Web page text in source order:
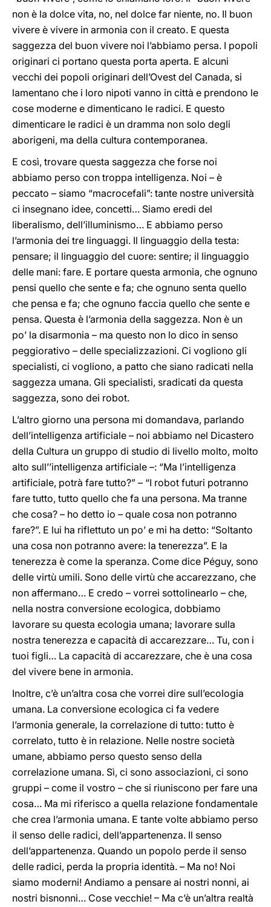
non è la dolce vita, no, nel dolce far niente, no. Il buon
vivere è vivere in armonia con il creato. E questa
saggezza del buon vivere noi l’abbiamo persa. I popoli
originari ci portano questa porta aperta. E alcuni
vecchi dei popoli originari dell’Ovest del Canada, si
lamentano che i loro nipoti vanno in città e prendono le
cose moderne e dimenticano le radici. E questo
dimenticare le radici è un dramma non solo degli
aborigeni, ma della cultura contemporanea.
E così, trovare questa saggezza che forse noi
abbiamo perso con troppa intelligenza. Noi – è
peccato – siamo “macrocefali”: tante nostre università
ci insegnano idee, concetti… Siamo eredi del
liberalismo, dell’illuminismo… E abbiamo perso
l’armonia dei tre linguaggi. Il linguaggio della testa:
pensare; il linguaggio del cuore: sentire; il linguaggio
delle mani: fare. E portare questa armonia, che ognuno
pensi quello che sente e fa; che ognuno senta quello
che pensa e fa; che ognuno faccia quello che sente e
pensa. Questa è l’armonia della saggezza. Non è un
po’ la disarmonia – ma questo non lo dico in senso
peggiorativo – delle specializzazioni. Ci vogliono gli
specialisti, ci vogliono, a patto che siano radicati nella
saggezza umana. Gli specialisti, sradicati da questa
saggezza, sono dei robot.
L’altro giorno una persona mi domandava, parlando
dell’intelligenza artificiale – noi abbiamo nel Dicastero
della Cultura un gruppo di studio di livello molto, molto
alto sull’’intelligenza artificiale –: “Ma l’intelligenza
artificiale, potrà fare tutto?” – “I robot futuri potranno
fare tutto, tutto quello che fa una persona. Ma tranne
che cosa? – ho detto io – quale cosa non potranno
fare?”. E lui ha riflettuto un po’ e mi ha detto: “Soltanto
una cosa non potranno avere: la tenerezza”. E la
tenerezza è come la speranza. Come dice Péguy, sono
delle virtù umili. Sono delle virtù che accarezzano, che
non affermano… E credo – vorrei sottolinearlo – che,
nella nostra conversione ecologica, dobbiamo
lavorare su questa ecologia umana; lavorare sulla
nostra tenerezza e capacità di accarezzare… Tu, con i
tuoi figli… La capacità di accarezzare, che è una cosa
del vivere bene in armonia.
Inoltre, c’è un’altra cosa che vorrei dire sull’ecologia
umana. La conversione ecologica ci fa vedere
l’armonia generale, la correlazione di tutto: tutto è
correlato, tutto è in relazione. Nelle nostre società
umane, abbiamo perso questo senso della
correlazione umana. Sì, ci sono associazioni, ci sono
gruppi – come il vostro – che si riuniscono per fare una
cosa… Ma mi riferisco a quella relazione fondamentale
che crea l’armonia umana. E tante volte abbiamo perso
il senso delle radici, dell’appartenenza. Il senso
dell’appartenenza. Quando un popolo perde il senso
delle radici, perda la propria identità. – Ma no! Noi
siamo moderni! Andiamo a pensare ai nostri nonni, ai
nostri bisnonni… Cose vecchie! – Ma c’è un’altra realtà